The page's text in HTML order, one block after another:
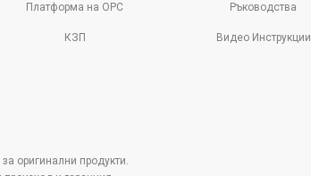
Платформа на ОРС
КЗП
Ръководства
Видео Инструкции
оригинални продукти.